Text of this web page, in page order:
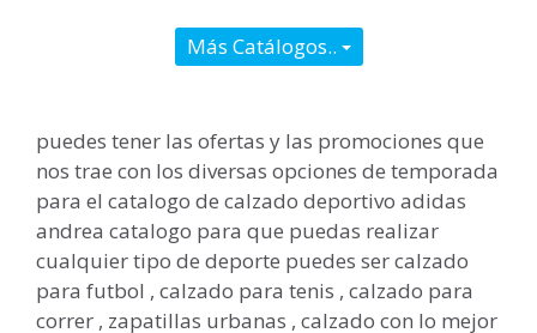
Más Catálogos..
puedes tener las ofertas y las promociones que
nos trae con los diversas opciones de temporada
para el catalogo de calzado deportivo adidas
andrea catalogo para que puedas realizar
cualquier tipo de deporte puedes ser calzado
para futbol , calzado para tenis , calzado para
correr , zapatillas urbanas , calzado con lo mejor